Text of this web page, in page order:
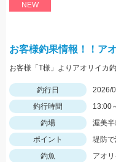
NEW
お客様釣果情報！！ア
釣行日
2026/
釣行時間
13:00
釣場
渥美
ポイント
堤防
釣魚
アオリ